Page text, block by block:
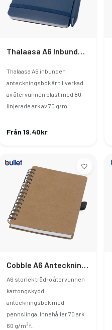
Thalaasa A6 inbunden
anteckningsbok är tillverkad
av återvunnen plast med 80
linjerade ark av 70 g/m..
Från 19.40kr
Cobble A6 Anteckningsbok Tråd-Och Återvunnen Kartong Med Mineralpapper
A6 storlek tråd-o återvunnen
kartongskydd
anteckningsbok med
pennslinga. Innehåller 70 ark
60 g/m² f..